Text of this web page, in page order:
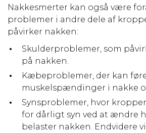
Nakkesmerter kan også være
problemer i andre dele af
påvirker nakken:
Skulderproblemer, som
på nakken.
Kæbeproblemer, der kan
muskelspændinger i nakke
Synsproblemer, hvor
for dårligt syn ved at ændre
belaster nakken. Endvidere